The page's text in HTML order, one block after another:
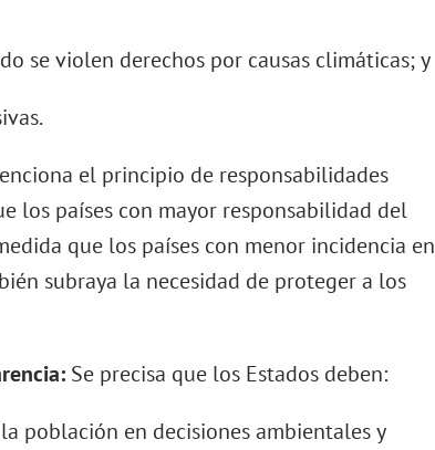
se violen derechos por causas climáticas; y
el principio de responsabilidades
los países con mayor responsabilidad del
que los países con menor incidencia en
subraya la necesidad de proteger a los
Se precisa que los Estados deben:
población en decisiones ambientales y